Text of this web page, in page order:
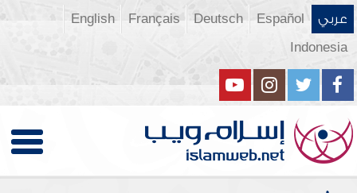
عربي Español
Deutsch
Français
English
Indonesia